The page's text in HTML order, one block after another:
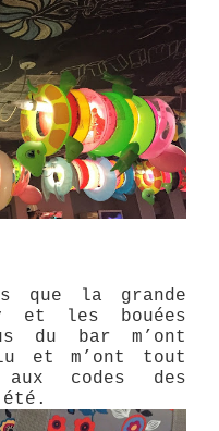
que la grande
et les bouées
du bar m’ont
et m’ont tout
codes des